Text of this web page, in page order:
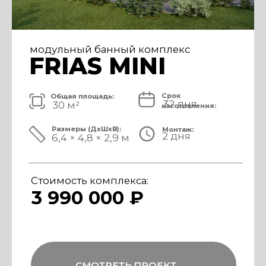
4 890 000 ₽
Монтаж:
2 дня
8,4 × 4,8 × 3,1 м
Размеры (ДxШxВ):
32 дня
изготовления:
40 м²
модульный банный комплекс